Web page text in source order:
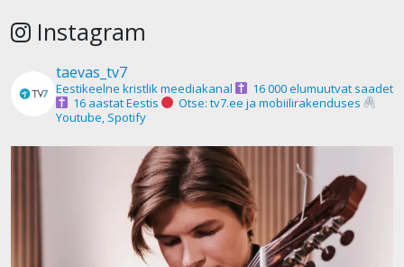
Instagram
taevas_tv7
Eestikeelne kristlik meediakanal
16 000 elumuutvat saadet
16 aastat Eestis
Otse: tv7.ee ja mobiilirakenduses
Youtube, Spotify